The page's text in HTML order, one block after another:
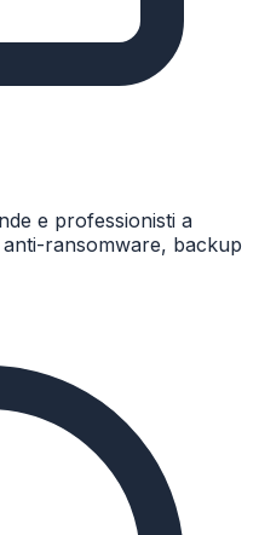
e professionisti a
ransomware, backup